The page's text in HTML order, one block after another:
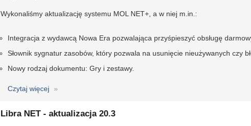
szkoła
VULCAN
Wykonaliśmy aktualizację systemu MOL NET+, a w niej m.in.:
Integracja z wydawcą Nowa Era pozwalająca przyśpieszyć obsługę
Słownik sygnatur zasobów, który pozwala na usunięcie nieużywanych czy
Nowy rodzaj dokumentu: Gry i zestawy.
Czytaj więcej
o
NET+
Libra NET - aktualizacja 20.3